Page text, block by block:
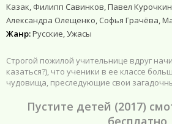
Казак, Филипп Савинков, Павел
Александра Олещенко, Софья Грачёва,
Жанр:Русские, Ужасы
Строгой пожилой учительнице вдруг
казаться?), что ученики в ее классе
чудовища, преследующие свои
Пустите детей (2017)
бесплатно